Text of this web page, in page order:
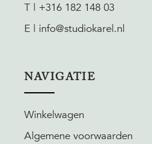
T | +316 182 148 03
E | info@studiokarel.nl
NAVIGATIE
Winkelwagen
Algemene voorwaarden